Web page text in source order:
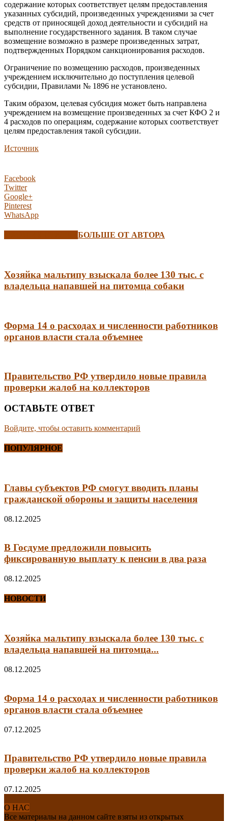
содержание которых соответствует целям предоставления
указанных субсидий, произведенных учреждениями за счет
средств от приносящей доход деятельности и субсидий на
выполнение государственного задания. В таком случае
возмещение возможно в размере произведенных затрат,
подтвержденных Порядком санкционирования расходов.
Ограничение по возмещению расходов, произведенных
учреждением исключительно до поступления целевой
субсидии, Правилами № 1896 не установлено.
Таким образом, целевая субсидия может быть направлена
учреждением на возмещение произведенных за счет КФО 2 и
4 расходов по операциям, содержание которых соответствует
целям предоставления такой субсидии.
Источник
Facebook
Twitter
Google+
Pinterest
WhatsApp
БОЛЬШЕ ОТ АВТОРА
Хозяйка мальтипу взыскала более 130 тыс. с
владельца напавшей на питомца собаки
Форма 14 о расходах и численности работников
органов власти стала объемнее
Правительство РФ утвердило новые правила
проверки жалоб на коллекторов
ОСТАВЬТЕ ОТВЕТ
Войдите, чтобы оставить комментарий
ПОПУЛЯРНОЕ
Главы субъектов РФ смогут вводить планы
гражданской обороны и защиты населения
08.12.2025
В Госдуме предложили повысить
фиксированную выплату к пенсии в два раза
08.12.2025
НОВОСТИ
Хозяйка мальтипу взыскала более 130 тыс. с
владельца напавшей на питомца...
08.12.2025
Форма 14 о расходах и численности работников
органов власти стала объемнее
07.12.2025
Правительство РФ утвердило новые правила
проверки жалоб на коллекторов
07.12.2025
О НАС
Все материалы на данном сайте взяты из открытых